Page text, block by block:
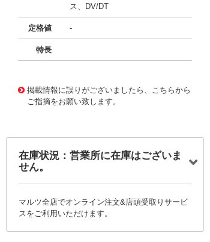
ス、DV/DT
定格値 -
特長
掲載情報に誤りがございましたら、こちらから
ご指摘をお願い致します。
在庫状況：営業所に在庫はございま
せん。
マルツ全店でオンライン注文&店頭受取りサービ
スをご利用いただけます。